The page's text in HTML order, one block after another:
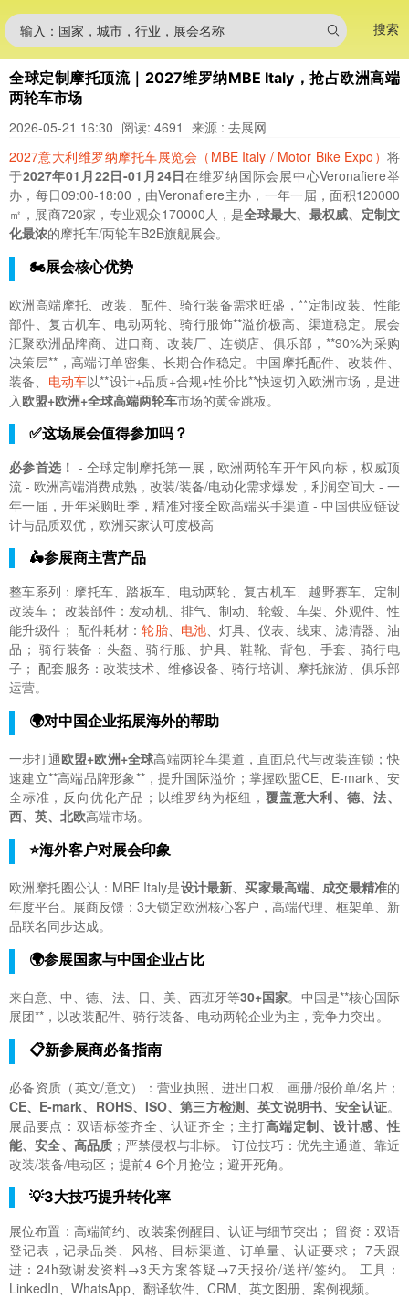
输入：国家，城市，行业，展会名称 搜索
全球定制摩托顶流｜2027维罗纳MBE Italy，抢占欧洲高端
两轮车市场
2026-05-21 16:30 阅读: 4691 来源 : 去展网
2027意大利维罗纳摩托车展览会（MBE Italy / Motor Bike Expo） 将
于2027年01月22日-01月24日在维罗纳国际会展中心Veronafiere举
办，每日09:00-18:00，由Veronafiere主办，一年一届，面积120000
㎡，展商720家，专业观众170000人，是全球最大、最权威、定制文
化最浓的摩托车/两轮车B2B旗舰展会。
🏍️展会核心优势
欧洲高端摩托、改装、配件、骑行装备需求旺盛，**定制改装、性能
部件、复古机车、电动两轮、骑行服饰**溢价极高、渠道稳定。展会
汇聚欧洲品牌商、进口商、改装厂、连锁店、俱乐部，**90%为采购
决策层**，高端订单密集、长期合作稳定。中国摩托配件、改装件、
装备、 电动车以**设计+品质+合规+性价比**快速切入欧洲市场，是进
入欧盟+欧洲+全球高端两轮车市场的黄金跳板。
✅这场展会值得参加吗？
必参首选！ - 全球定制摩托第一展，欧洲两轮车开年风向标，权威顶
流 - 欧洲高端消费成熟，改装/装备/电动化需求爆发，利润空间大 - 一
年一届，开年采购旺季，精准对接全欧高端买手渠道 - 中国供应链设
计与品质双优，欧洲买家认可度极高
🛵参展商主营产品
整车系列：摩托车、踏板车、电动两轮、复古机车、越野赛车、定制
改装车； 改装部件：发动机、排气、制动、轮毂、车架、外观件、性
能升级件； 配件耗材：轮胎、 电池、灯具、仪表、线束、滤清器、油
品； 骑行装备：头盔、骑行服、护具、鞋靴、背包、手套、骑行电
子； 配套服务：改装技术、维修设备、骑行培训、摩托旅游、俱乐部
运营。
🌍对中国企业拓展海外的帮助
一步打通欧盟+欧洲+全球高端两轮车渠道，直面总代与改装连锁；快
速建立**高端品牌形象**，提升国际溢价；掌握欧盟CE、E-mark、安
全标准，反向优化产品；以维罗纳为枢纽， 覆盖意大利、德、法、
西、英、北欧高端市场。
⭐海外客户对展会印象
欧洲摩托圈公认：MBE Italy是设计最新、买家最高端、成交最精准的
年度平台。展商反馈：3天锁定欧洲核心客户，高端代理、框架单、新
品联名同步达成。
🌍参展国家与中国企业占比
来自意、中、德、法、日、美、西班牙等30+国家。中国是**核心国际
展团**，以改装配件、骑行装备、电动两轮企业为主，竞争力突出。
📋新参展商必备指南
必备资质（英文/意文）：营业执照、进出口权、画册/报价单/名片；
CE、E-mark、ROHS、ISO、第三方检测、英文说明书、安全认证。
展品要点：双语标签齐全、认证齐全；主打高端定制、设计感、性
能、安全、高品质 ；严禁侵权与非标。 订位技巧：优先主通道、靠近
改装/装备/电动区；提前4-6个月抢位；避开死角。
💡3大技巧提升转化率
展位布置：高端简约、改装案例醒目、认证与细节突出； 留资：双语
登记表，记录品类、风格、目标渠道、订单量、认证要求； 7天跟
进：24h致谢发资料→3天方案答疑→7天报价/送样/签约。 工具：
LinkedIn、WhatsApp、翻译软件、CRM、英文图册、案例视频。